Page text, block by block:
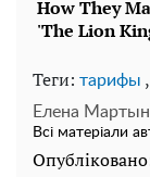
Теги: тарифы ,
Елена
Всі матеріали